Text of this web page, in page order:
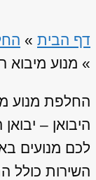
דף הבית »
» מנוע מיבוא
החלפת מנוע
היבואן –
לכם מנועים